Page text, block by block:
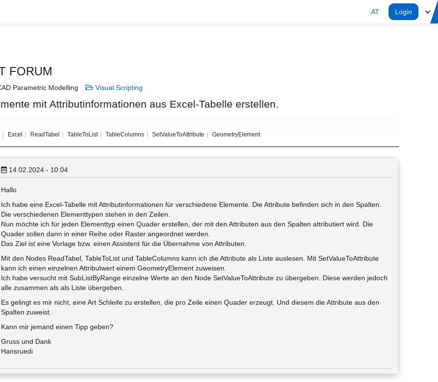
AT Login
FORUM
Parametric Modelling Visual Scripting
mit Attributinformationen aus Excel-Tabelle erstellen.
Excel ReadTabel TableToList TableColumns SetValueToAttribute GeometryElement
14.02.2024 - 10:04
Hallo
Ich habe eine Excel-Tabelle mit Attributinformationen für verschiedene Elemente. Die Attribute befinden sich in den Spalten.
Die verschiedenen Elementtypen stehen in den Zeilen.
Nun möchte ich für jeden Elementtyp einen Quader erstellen, der mit den Attributen aus den Spalten attributiert wird. Die
Quader sollen dann in einer Reihe oder Raster angeordnet werden.
Das Ziel ist eine Vorlage bzw. einen Assistent für die Übernahme von Attributen.
Mit den Nodes ReadTabel, TableToList und TableColumns kann ich die Attribute als Liste auslesen. Mit SetValueToAttribute
kann ich einen einzelnen Attributwert einem GeometryElement zuweisen.
Ich habe versucht mit SubListByRange einzelne Werte an den Node SetValueToAttribute zu übergeben. Diese werden jedoch
alle zusammen als als Liste übergeben.
Es gelingt es mir nicht, eine Art Schleife zu erstellen, die pro Zeile einen Quader erzeugt. Und diesem die Attribute aus den
Spalten zuweist.
Kann mir jemand einen Tipp geben?
Gruss und Dank
Hansruedi